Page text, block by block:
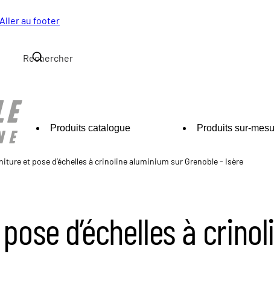
Aller au footer
Produits catalogue Produits sur-
et pose d’échelles à crinoline aluminium sur Grenoble - Isère
d’échelles à